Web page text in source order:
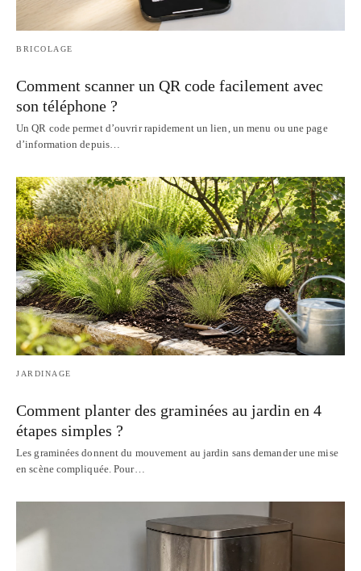
BRICOLAGE
Comment scanner un QR code facilement avec
son téléphone ?
Un QR code permet d’ouvrir rapidement un lien, un menu ou une page
d’information depuis…
JARDINAGE
Comment planter des graminées au jardin en 4
étapes simples ?
Les graminées donnent du mouvement au jardin sans demander une mise
en scène compliquée. Pour…